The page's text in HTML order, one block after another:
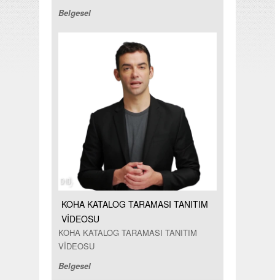
Belgesel
KOHA KATALOG TARAMASI TANITIM
VİDEOSU
KOHA KATALOG TARAMASI TANITIM
VİDEOSU
Belgesel